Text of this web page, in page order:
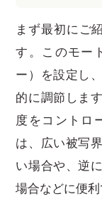
まず最初にご
す。このモー
ー）を設定し
的に調節しま
度をコントロ
は、広い被写
い場合や、逆
場合などに便利